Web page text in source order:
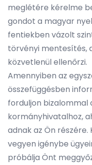
meglétére kérelme
gondot a magyar
fentiekben vázolt
törvényi mentesítés,
közvetlenül ellenőrzi.
Amennyiben az
összefüggésben
forduljon bizalommal
kormányhivatalhoz,
adnak az Ön
vegyen igénybe
próbálja Önt